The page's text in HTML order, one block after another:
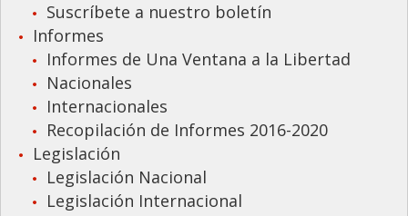
Suscríbete a nuestro boletín
Informes
Informes de Una Ventana a la Libertad
Nacionales
Internacionales
Recopilación de Informes 2016-2020
Legislación
Legislación Nacional
Legislación Internacional